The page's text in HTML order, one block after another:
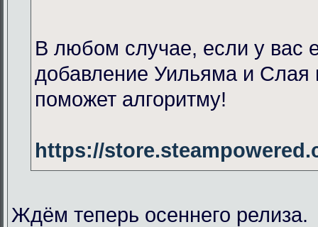
В любом случае, если у вас
добавление Уильяма и Слая
поможет алгоритму!
https://
Ждём теперь осеннего релиза.